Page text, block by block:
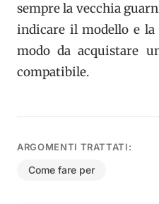
sempre la vecchia
indicare il modello e
modo da acquistare
compatibile.
ARGOMENTI TRATTATI:
Come fare per